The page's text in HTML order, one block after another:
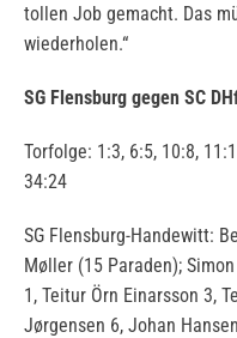
tollen Job gemacht. Das
wiederholen.“
SG Flensburg gegen SC
Torfolge: 1:3, 6:5, 10:8,
34:24
SG Flensburg-Handewitt:
Møller (15 Paraden);
1, Teitur Örn Einarsson 3,
Jørgensen 6, Johan